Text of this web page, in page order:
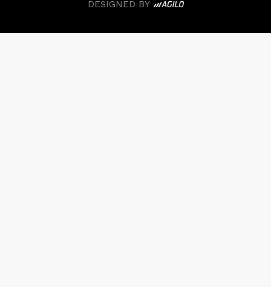
DESIGNED BY